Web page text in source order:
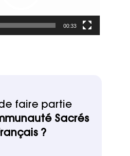
00:33
faire partie
Sacrés
?